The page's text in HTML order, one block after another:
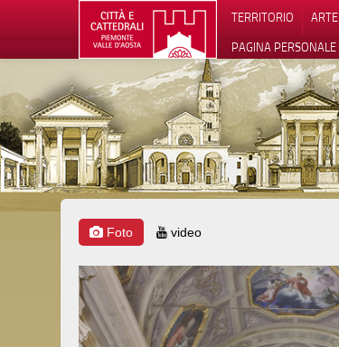
TERRITORIO ARTE
PAGINA PERSONALE
Foto video